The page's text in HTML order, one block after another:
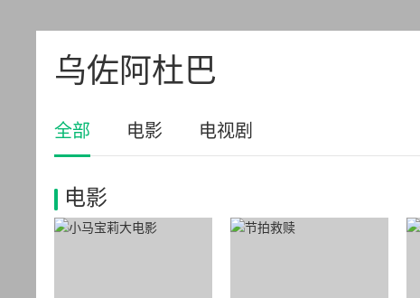
乌佐阿杜巴
全部 电影 电视剧
电影